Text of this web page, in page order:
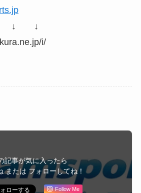
↓ ↓ ↓
i/
記事が気に入ったら
または フォローしてね！
Follow Me